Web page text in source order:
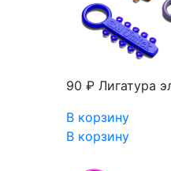
90 ₽ Лигатура
В корзину
В корзину